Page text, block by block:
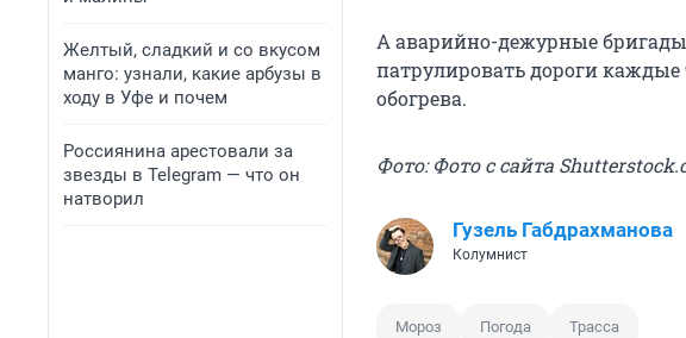
Желтый, сладкий и со вкусом
манго: узнали, какие арбузы в
ходу в Уфе и почем
Россиянина арестовали за
звезды в Telegram — что он
натворил
А аварийно-дежурные
патрулировать дороги
обогрева.
Фото: Фото с сайта
Гузель Габдрахманова
Колумнист
Мороз Погода Трасса